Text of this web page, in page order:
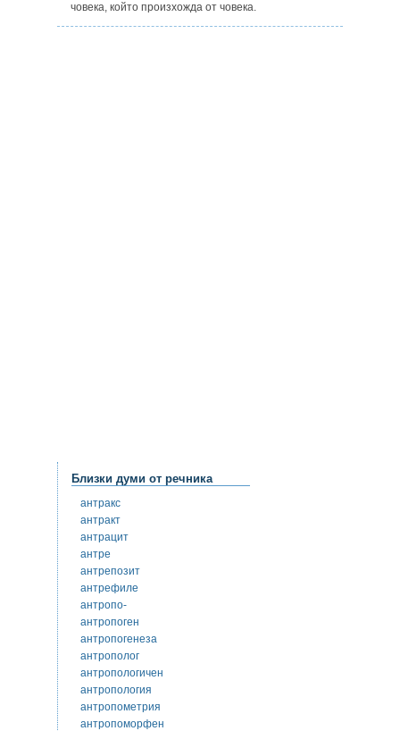
човека, който произхожда от човека.
Близки думи от речника
антракс
антракт
антрацит
антре
антрепозит
антрефиле
антропо-
антропоген
антропогенеза
антрополог
антропологичен
антропология
антропометрия
антропоморфен